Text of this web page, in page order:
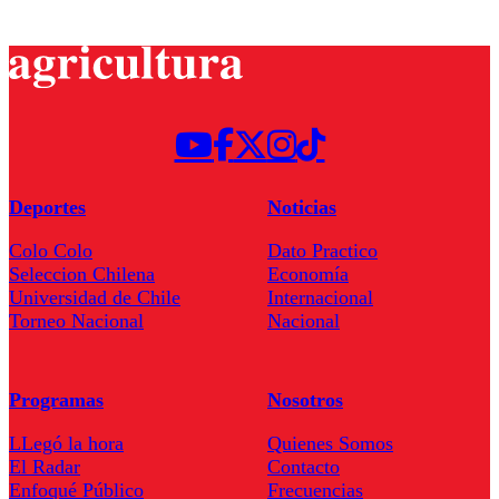
Deportes
Colo Colo
Seleccion Chilena
Universidad de Chile
Torneo Nacional
Noticias
Dato Practico
Economía
Internacional
Nacional
Programas
LLegó la hora
El Radar
Enfoqué Público
Nosotros
Quienes Somos
Contacto
Frecuencias